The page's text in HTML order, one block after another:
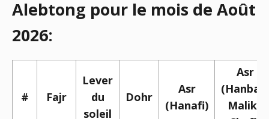
Alebtong pour le mois de Août
2026:
# Fajr
Lever
du
soleil
Dohr
Asr
(Hanafi)
Asr
(Hanbali,
Maliki,